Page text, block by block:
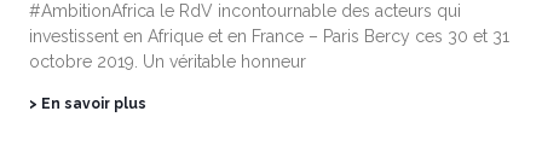
#AmbitionAfrica le RdV incontournable des acteurs qui
investissent en Afrique et en France – Paris Bercy ces 30 et 31
octobre 2019. Un véritable honneur
> En savoir plus